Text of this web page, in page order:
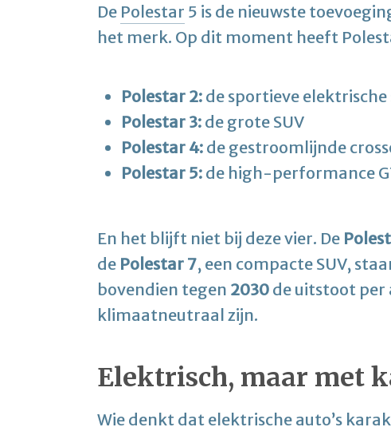
De Polestar 5 is de nieuwste
het merk. Op dit moment heeft
Polestar 2: de sportieve elektrische
Polestar 3: de grote SUV
Polestar 4: de gestroomlijnde
Polestar 5: de high-performance
En het blijft niet bij deze vier. De
de Polestar 7, een compacte SUV,
bovendien tegen 2030 de uitstoot per
klimaatneutraal zijn.
Elektrisch, maar met
Wie denkt dat elektrische auto’s